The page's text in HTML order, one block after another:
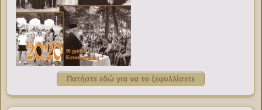
Πατήστε εδώ για να το ξεφυλλίσετε